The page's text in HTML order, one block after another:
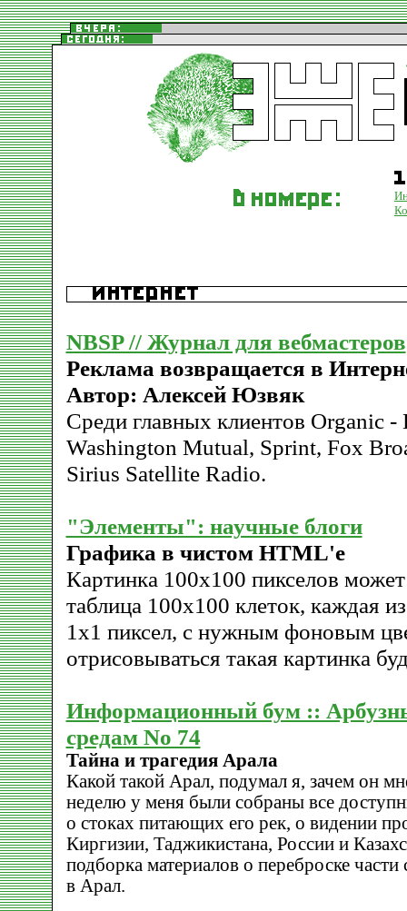
NBSP // Журнал для вебмастеров
Реклама возвращается в
Автор: Алексей Юзвяк
Среди главных клиентов Organic
Washington Mutual, Sprint, Fox
Sirius Satellite Radio.
"Элементы": научные блоги
Графика в чистом HTML'е
Картинка 100х100 пикселов
таблица 100х100 клеток, каждая
1х1 пиксел, с нужным фоновым
отрисовываться такая картинка
Информационный бум ::
средам No 74
Тайна и трагедия Арала
Какой такой Арал, подумал я, зачем он
неделю у меня были собраны все
о стоках питающих его рек, о видении
Киргизии, Таджикистана, России и
подборка материалов о переброске части
в Арал.